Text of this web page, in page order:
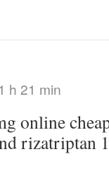
h 21 min
online
rizatriptan